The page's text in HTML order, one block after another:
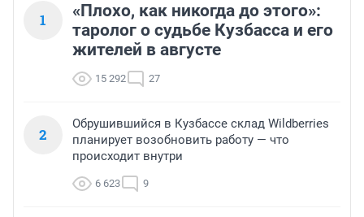
1
«Плохо, как никогда до этого»:
таролог о судьбе Кузбасса и его
жителей в августе
15 292 27
2
Обрушившийся в Кузбассе склад Wildberries
планирует возобновить работу — что
происходит внутри
6 623 9